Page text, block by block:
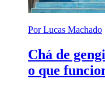
Por Lucas Machado
Chá de
o que